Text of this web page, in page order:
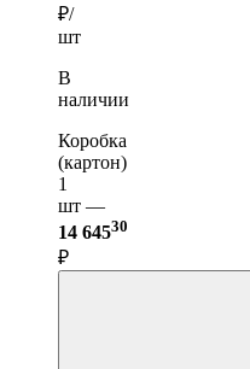
₽/
шт
В
наличии
Коробка
(картон)
1
шт —
14 64530
₽